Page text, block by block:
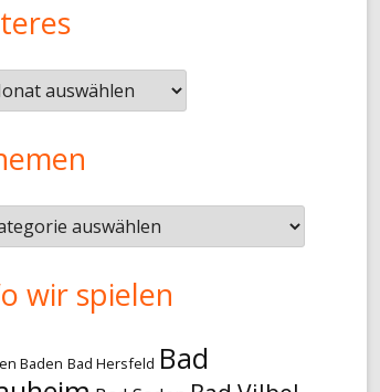
wir spielen
Baden Bad Hersfeld Bad